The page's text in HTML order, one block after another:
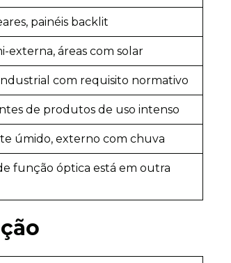
painéis backlit
externa, áreas com solar
com requisito normativo
de produtos de uso intenso
úmido, externo com chuva
função óptica está em outra